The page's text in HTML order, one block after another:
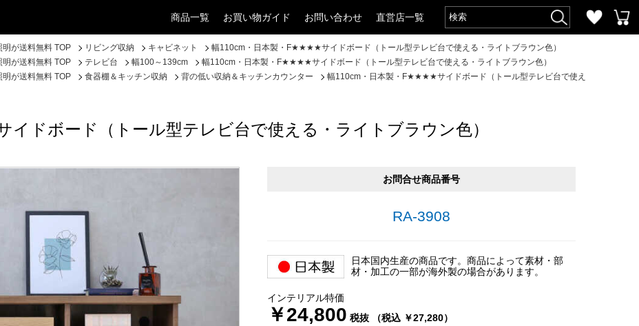
商品一覧 お買い物ガイド お問い合わせ 直営店一覧
が送料無料 TOP リビング収納 キャビネット
幅110cm・日本製・F★★★★サイドボード（トール型テレビ台で使える・ライトブラウン色）
が送料無料 TOP
テレビ台 幅100～139cm
幅110cm・日本製・F★★★★サイドボード（トール型テレビ台で使える・ライトブラウン色）
が送料無料 TOP
食器棚＆キッチン収納 背の低い収納＆キッチンカウンター
幅110cm・日本製・F★★★★サイドボード（トール型テレビ台で使え
ドボード（トール型テレビ台で使える・ライトブラウン色）
お問合せ商品番号
RA-3908
日本国内生産の商品です。商品によって素材・部
材・加工の一部が海外製の場合があります。
インテリアル特価
￥24,800 税抜 （税込 ￥27,280）